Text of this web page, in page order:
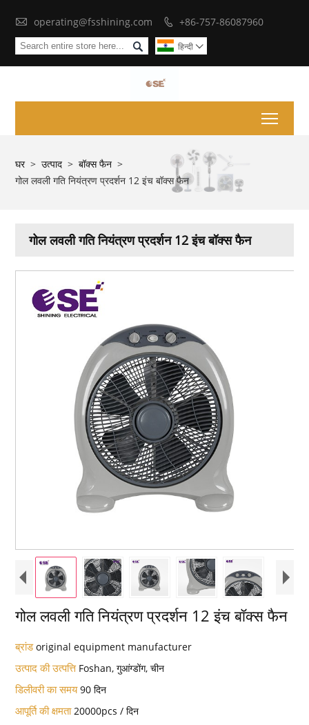
 operating@fsshining.com  +86-757-86087960
 हिन्दी 
घर > उत्पाद > बॉक्स फैन >
गोल लवली गति नियंत्रण प्रदर्शन 12 इंच बॉक्स फैन
गोल लवली गति नियंत्रण प्रदर्शन 12 इंच बॉक्स फैन
गोल लवली गति नियंत्रण प्रदर्शन 12 इंच बॉक्स फैन
ब्रांडoriginal equipment manufacturer
उत्पाद की उत्पत्ति Foshan, गुआंग्डोंग, चीन
डिलीवरी का समय90 दिन
आपूर्ति की क्षमता 20000pcs / दिन